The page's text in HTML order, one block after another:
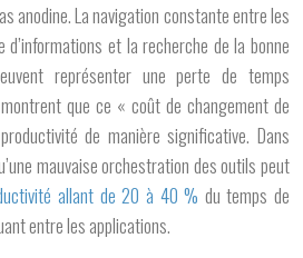
anodine. La navigation constante entre les
d’informations et la recherche de la bonne
représenter une perte de temps
que ce « coût de changement de
de manière significative. Dans
mauvaise orchestration des outils peut
allant de 20 à 40 % du temps de
entre les applications.